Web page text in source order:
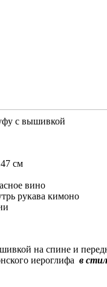
с вышивкой
см
вино
рукава кимоно
на спине и
иероглифа в